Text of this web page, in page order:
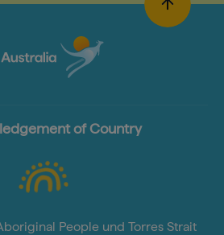
of Country
People und Torres Strait